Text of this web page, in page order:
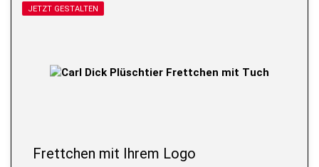
JETZT GESTALTEN
Frettchen mit Ihrem Logo